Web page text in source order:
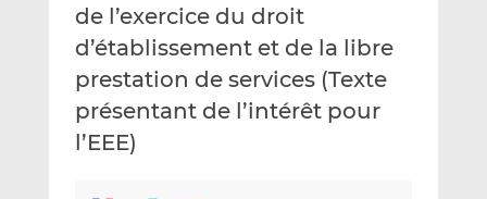
n k
de l’exercice du droit
d’établissement et de la libre
prestation de services (Texte
présentant de l’intérêt pour
l’EEE)